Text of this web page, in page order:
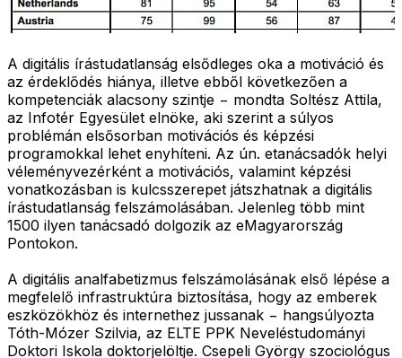
A digitális írástudatlanság elsődleges oka a motiváció és
az érdeklődés hiánya, illetve ebből következően a
kompetenciák alacsony szintje − mondta Soltész Attila,
az Infotér Egyesület elnöke, aki szerint a súlyos
problémán elsősorban motivációs és képzési
programokkal lehet enyhíteni. Az ún. etanácsadók helyi
véleményvezérként a motivációs, valamint képzési
vonatkozásban is kulcsszerepet játszhatnak a digitális
írástudatlanság felszámolásában. Jelenleg több mint
1500 ilyen tanácsadó dolgozik az eMagyarország
Pontokon.
A digitális analfabetizmus felszámolásának első lépése a
megfelelő infrastruktúra biztosítása, hogy az emberek
eszközökhöz és internethez jussanak − hangsúlyozta
Tóth-Mózer Szilvia, az ELTE PPK Neveléstudományi
Doktori Iskola doktorjelöltje. Csepeli György szociológus